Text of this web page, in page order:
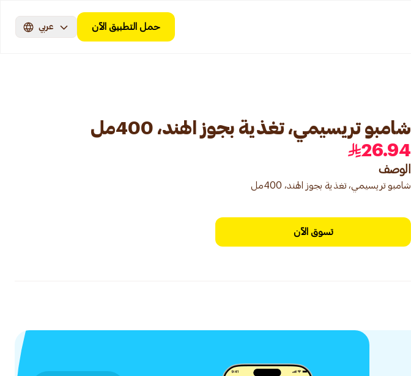
حمل التطبيق الآن عربي
شامبو تريسيمي، تغذية بجوز الهند، 400مل
26.94
الوصف
شامبو تريسيمي، تغذية بجوز الهند، 400مل
تسوق الآن